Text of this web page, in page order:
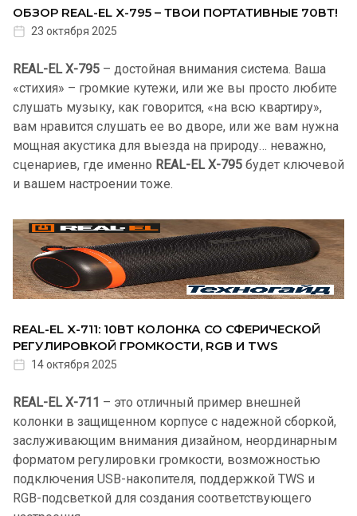
ОБЗОР REAL-EL X-795 – ТВОИ ПОРТАТИВНЫЕ 70ВТ!
23 октября 2025
REAL-EL X-795 – достойная внимания система. Ваша
«стихия» – громкие кутежи, или же вы просто любите
слушать музыку, как говорится, «на всю квартиру»,
вам нравится слушать ее во дворе, или же вам нужна
мощная акустика для выезда на природу… неважно,
сценариев, где именно REAL-EL X-795 будет ключевой
и вашем настроении тоже.
REAL-EL X-711: 10ВТ КОЛОНКА СО СФЕРИЧЕСКОЙ
РЕГУЛИРОВКОЙ ГРОМКОСТИ, RGB И TWS
14 октября 2025
REAL-EL X-711 – это отличный пример внешней
колонки в защищенном корпусе с надежной сборкой,
заслуживающим внимания дизайном, неординарным
форматом регулировки громкости, возможностью
подключения USB-накопителя, поддержкой TWS и
RGB-подсветкой для создания соответствующего